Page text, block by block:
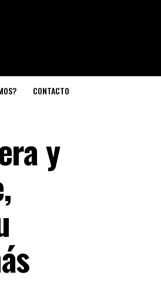
CONTACTO
y